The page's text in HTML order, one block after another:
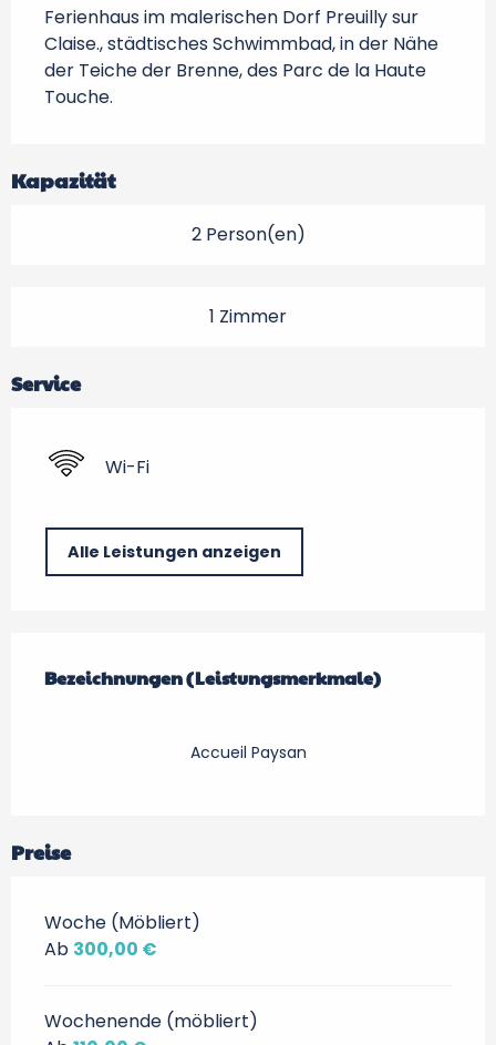
Ferienhaus im malerischen Dorf Preuilly sur
Claise., städtisches Schwimmbad, in der Nähe
der Teiche der Brenne, des Parc de la Haute
Touche.
Kapazität
2 Person(en)
1 Zimmer
Service
Wi-Fi
Alle Leistungen anzeigen
Bezeichnungen (Leistungsmerkmale)
Bezeichnungen (Leistungsmerkmale)
Accueil Paysan
Preise
Woche (Möbliert)
Ab 300,00 €
Wochenende (möbliert)